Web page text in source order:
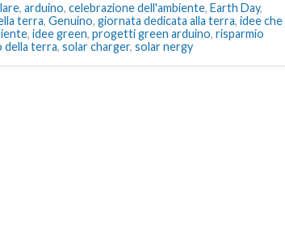
, arduino, celebrazione dell'ambiente, Earth Day,
terra, Genuino, giornata dedicata alla terra, idee che
, idee green, progetti green arduino, risparmio
terra, solar charger, solar nergy